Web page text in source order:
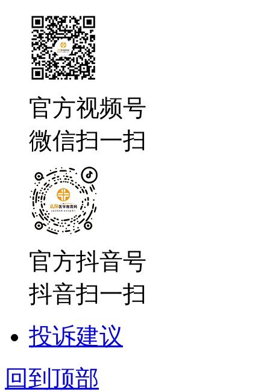
官方视频号
微信扫一扫
官方抖音号
抖音扫一扫
投诉建议
回到顶部